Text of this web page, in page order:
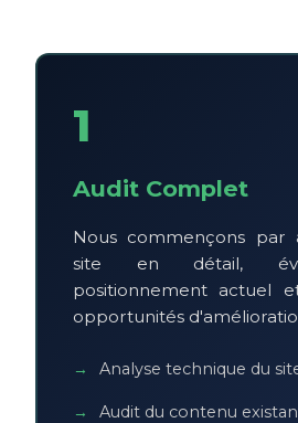
1
Audit Complet
Nous commençons par
site en détail,
positionnement actuel
opportunités
Analyse technique du
Audit du contenu